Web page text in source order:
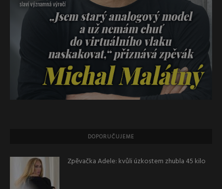
DOPORUČUJEME
Zpěvačka Adele: kvůli úzkostem zhubla 45 kilo